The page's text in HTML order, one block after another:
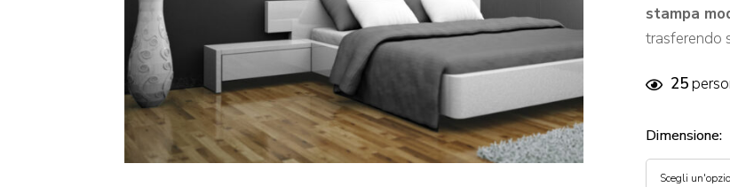
stampa
trasferendo
25
Dimensione: